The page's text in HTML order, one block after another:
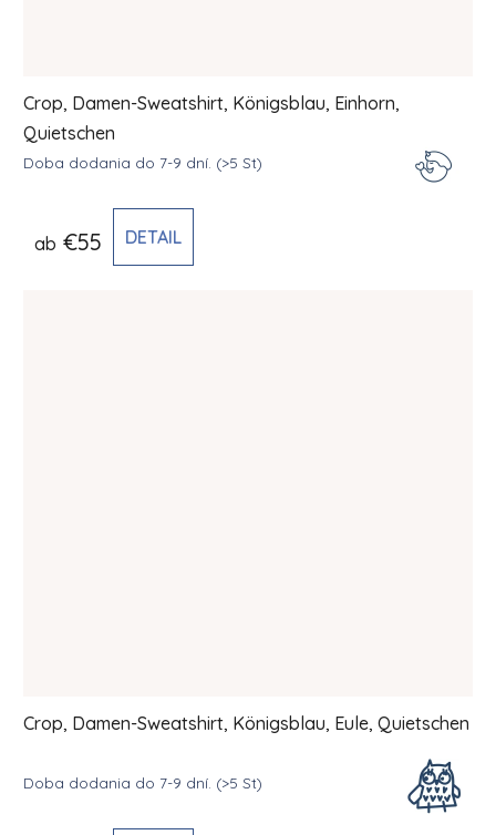
Crop, Damen-Sweatshirt, Königsblau, Einhorn,
Quietschen
Doba dodania do 7-9 dní. (>5 St)
ab €55 DETAIL
Crop, Damen-Sweatshirt, Königsblau, Eule, Quietschen
Doba dodania do 7-9 dní. (>5 St)